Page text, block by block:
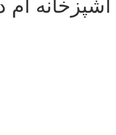
آشپزخانه